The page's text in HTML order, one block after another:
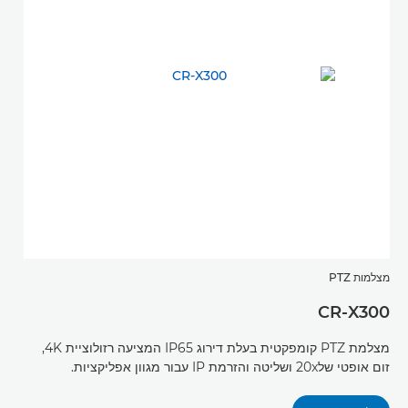
מצלמות PTZ
CR-X300
מצלמת PTZ קומפקטית בעלת דירוג IP65 המציעה רזולוציית 4K,
זום אופטי של20x ושליטה והזרמת IP עבור מגוון אפליקציות.